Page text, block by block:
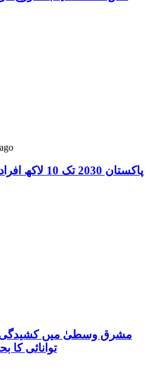
پاکستان 2030 تک 10 لاکھ افراد سعودی عرب بھیجے گا
مشرق وسطیٰ میں کشیدگی
توانائی کا